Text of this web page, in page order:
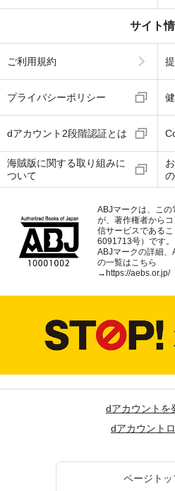
サイト
ご利用規約
プライバシーポリシー
dアカウント2段階認証とは
海賊版に関する取り組みに
ついて
ABJマークは、こ
が、著作権者から
信サービスである
6091713号）です。
ABJマークの詳細
の一覧はこちら
→ https://aebs.or.jp/
dアカウントを
dアカウント
ページトッ